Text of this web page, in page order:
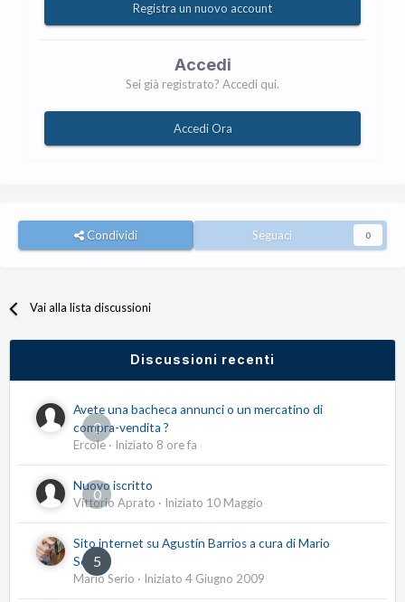
Registra un nuovo account
Accedi
Sei già registrato? Accedi qui.
Accedi Ora
Condividi Seguaci 0
Vai alla lista discussioni
Discussioni recenti
0
Avete una bacheca annunci o un mercatino di
compra-vendita ?
Ercole · Iniziato 8 ore fa
0
Nuovo iscritto
Vittorio Aprato · Iniziato 10 Maggio
5
Sito internet su Agustín Barrios a cura di Mario
Serio
Mario Serio · Iniziato 4 Giugno 2009